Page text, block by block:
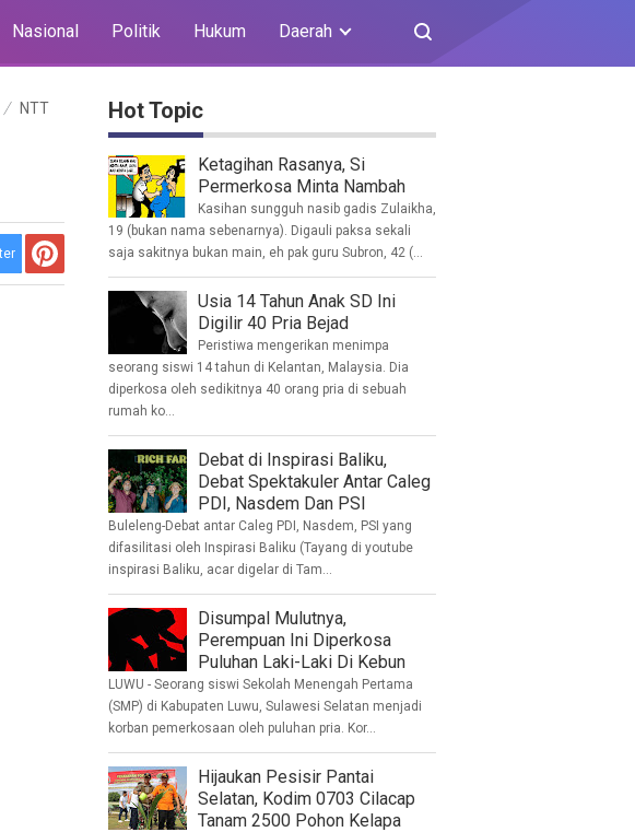
Nasional Politik Hukum Daerah
NTT Hot Topic
Ketagihan Rasanya, Si
Permerkosa Minta Nambah
Kasihan sungguh nasib gadis Zulaikha,
19 (bukan nama sebenarnya). Digauli paksa sekali
saja sakitnya bukan main, eh pak guru Subron, 42 (...
Usia 14 Tahun Anak SD Ini
Digilir 40 Pria Bejad
Peristiwa mengerikan menimpa
seorang siswi 14 tahun di Kelantan, Malaysia. Dia
diperkosa oleh sedikitnya 40 orang pria di sebuah
rumah ko...
Debat di Inspirasi Baliku,
Debat Spektakuler Antar Caleg
PDI, Nasdem Dan PSI
Buleleng-Debat antar Caleg PDI, Nasdem, PSI yang
difasilitasi oleh Inspirasi Baliku (Tayang di youtube
inspirasi Baliku, acar digelar di Tam...
Disumpal Mulutnya,
Perempuan Ini Diperkosa
Puluhan Laki-Laki Di Kebun
LUWU - Seorang siswi Sekolah Menengah Pertama
(SMP) di Kabupaten Luwu, Sulawesi Selatan menjadi
korban pemerkosaan oleh puluhan pria. Kor...
Hijaukan Pesisir Pantai
Selatan, Kodim 0703 Cilacap
Tanam 2500 Pohon Kelapa